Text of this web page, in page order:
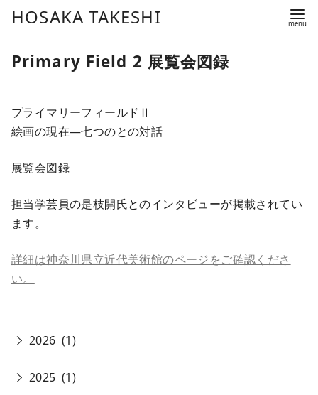
HOSAKA TAKESHI
Primary Field 2 展覧会図録
プライマリーフィールドⅡ
絵画の現在―七つのとの対話
展覧会図録
担当学芸員の是枝開氏とのインタビューが掲載されてい
ます。
詳細は神奈川県立近代美術館のページをご確認くださ
い。
2026 (1)
2025 (1)